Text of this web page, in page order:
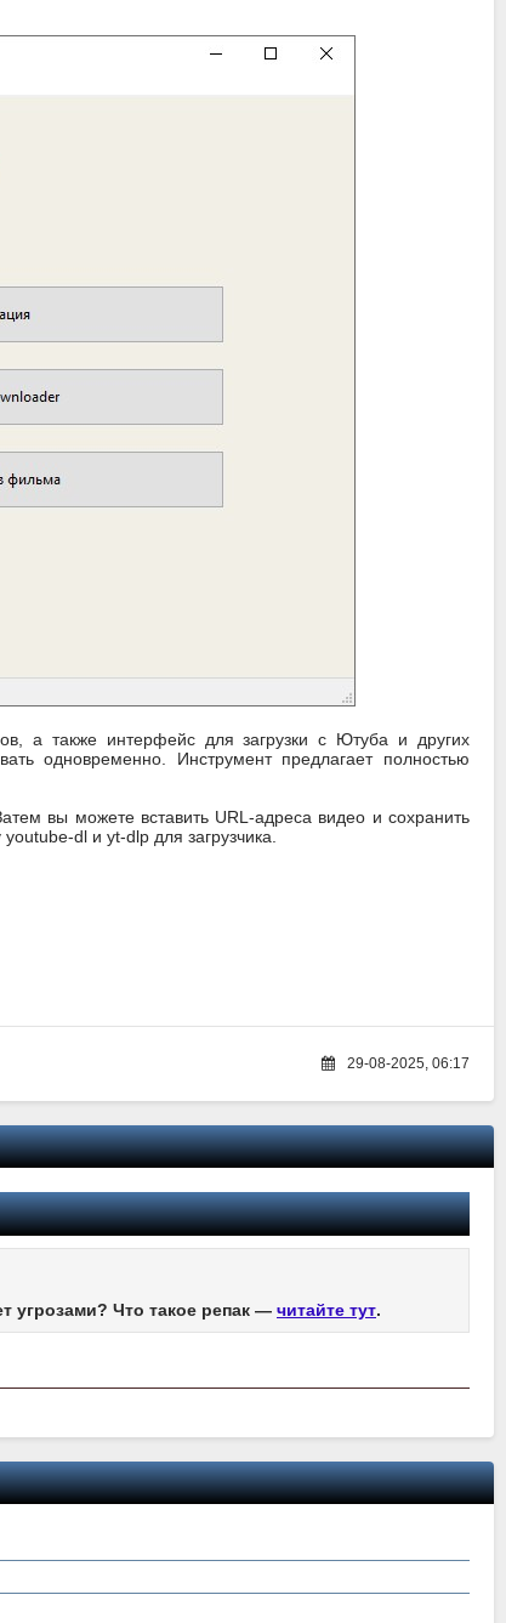
а также интерфейс для загрузки с Ютуба и других
одновременно. Инструмент предлагает полностью
вы можете вставить URL-адреса видео и сохранить
dl и yt-dlp для загрузчика.
29-08-2025, 06:17
угрозами? Что такое репак — читайте тут.